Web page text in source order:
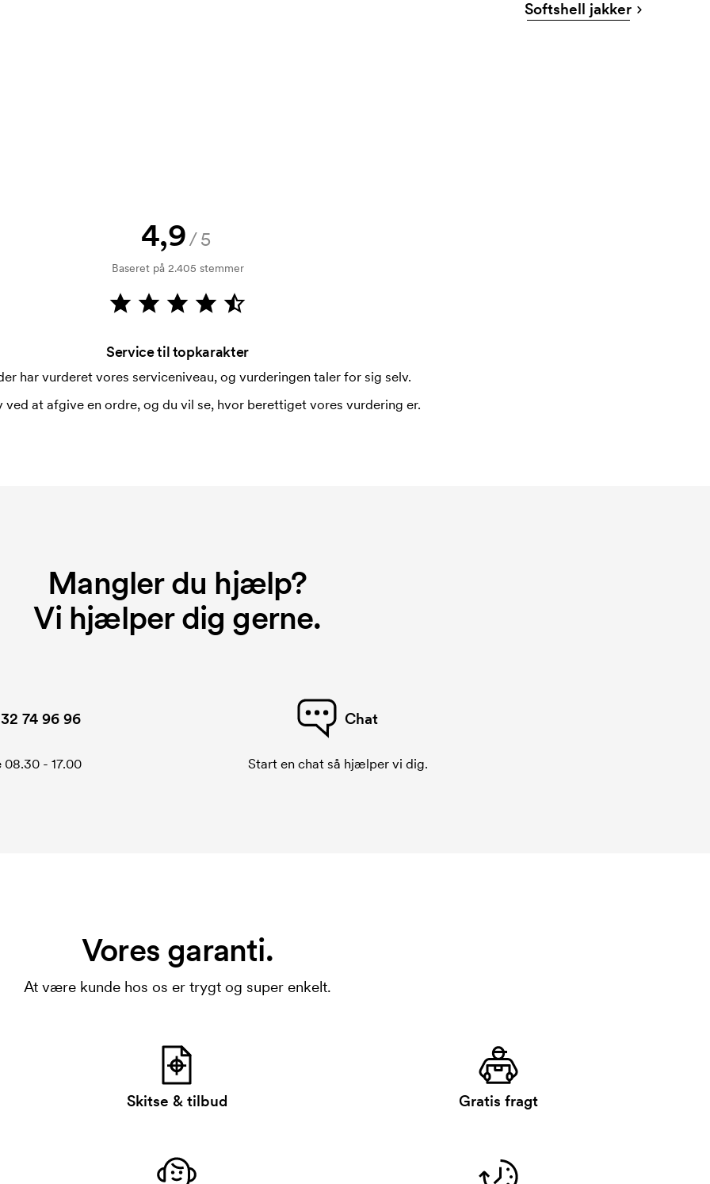
det ikke er tættere end 30 mm
om hvordan den
broderet motiv.
du bestiller igen.
Softshell jakker
4,9/5
Baseret på 2.405 stemmer
Service til topkarakter
har vurderet vores serviceniveau, og vurderingen taler for sig selv.
ved at afgive en ordre, og du vil se, hvor berettiget vores vurdering er.
Mangler du hjælp?
Vi hjælper dig gerne.
32 74 96 96
- 17.00
Chat
Start en chat så hjælper vi dig.
Vores garanti.
At være kunde hos os er trygt og super enkelt.
Skitse & tilbud Gratis fragt